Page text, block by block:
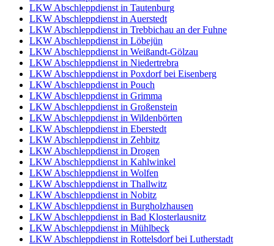
LKW Abschleppdienst in Tautenburg
LKW Abschleppdienst in Auerstedt
LKW Abschleppdienst in Trebbichau an der Fuhne
LKW Abschleppdienst in Löbejün
LKW Abschleppdienst in Weißandt-Gölzau
LKW Abschleppdienst in Niedertrebra
LKW Abschleppdienst in Poxdorf bei Eisenberg
LKW Abschleppdienst in Pouch
LKW Abschleppdienst in Grimma
LKW Abschleppdienst in Großenstein
LKW Abschleppdienst in Wildenbörten
LKW Abschleppdienst in Eberstedt
LKW Abschleppdienst in Zehbitz
LKW Abschleppdienst in Drogen
LKW Abschleppdienst in Kahlwinkel
LKW Abschleppdienst in Wolfen
LKW Abschleppdienst in Thallwitz
LKW Abschleppdienst in Nobitz
LKW Abschleppdienst in Burgholzhausen
LKW Abschleppdienst in Bad Klosterlausnitz
LKW Abschleppdienst in Mühlbeck
LKW Abschleppdienst in Rottelsdorf bei Lutherstadt